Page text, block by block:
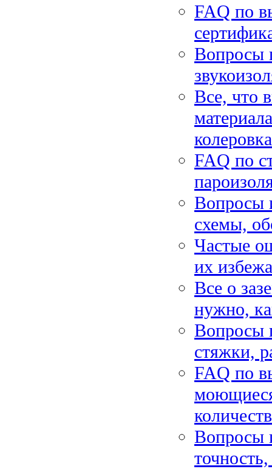
FAQ по
Вопросы
Все, что
колеровка
FAQ по
Вопросы
схемы,
Частые
их
Все о
нужно,
Вопросы
стяжки,
FAQ по
Вопросы